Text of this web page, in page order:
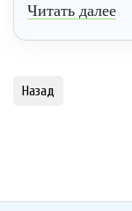
Читать далее
Назад